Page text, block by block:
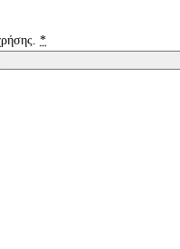
*